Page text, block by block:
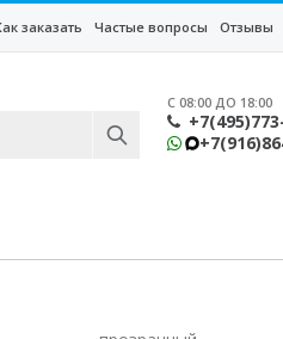
заказать Частые вопросы Отзывы
C 08:00 ДО 18:00